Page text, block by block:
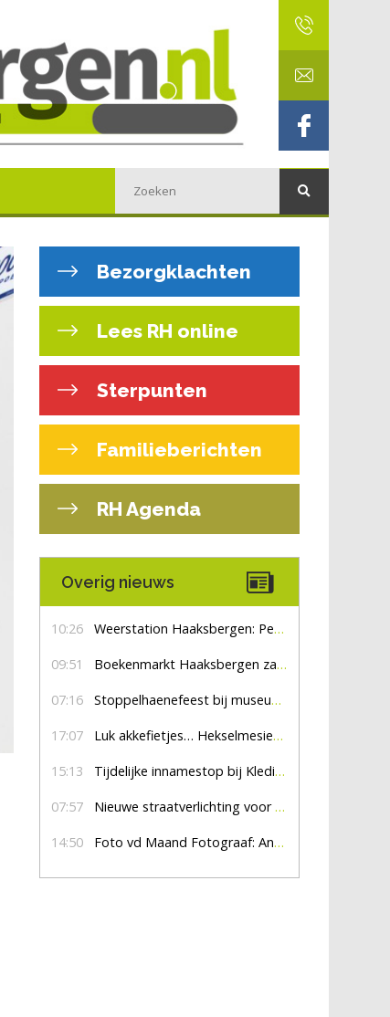
Bezorgklachten
Lees RH online
Sterpunten
Familieberichten
RH Agenda
Overig nieuws
10:26 Weerstation Haaksbergen: Perioden met zon en droog
09:51 Boekenmarkt Haaksbergen zaterdag 8 augustus, marktplein Haaksbergen
07:16 Stoppelhaenefeest bij museum De Lebbenbrugge
17:07 Luk akkefietjes… HekselmesienHarry
15:13 Tijdelijke innamestop bij Kledingbank Stefania
07:57 Nieuwe straatverlichting voor De Veldmaat en De Pas
14:50 Foto vd Maand Fotograaf: Anna Jalving